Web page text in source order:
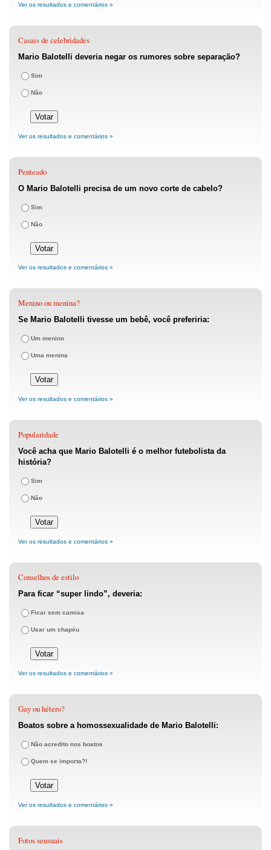
Ver os resultados e comentários »
Casais de celebridades
Mario Balotelli deveria negar os rumores sobre separação?
Sim
Não
Ver os resultados e comentários »
Penteado
O Mario Balotelli precisa de um novo corte de cabelo?
Sim
Não
Ver os resultados e comentários »
Menino ou menina?
Se Mario Balotelli tivesse um bebê, você preferiria:
Um menino
Uma menina
Ver os resultados e comentários »
Popularidade
Você acha que Mario Balotelli é o melhor futebolista da
história?
Sim
Não
Ver os resultados e comentários »
Conselhos de estilo
Para ficar “super lindo”, deveria:
Ficar sem camisa
Usar um chapéu
Ver os resultados e comentários »
Gay ou hétero?
Boatos sobre a homossexualidade de Mario Balotelli:
Não acredito nos boatos
Quem se importa?!
Ver os resultados e comentários »
Fotos sensuais